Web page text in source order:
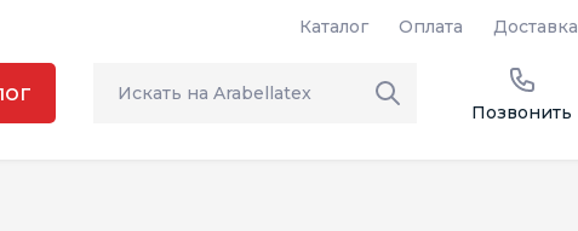
Каталог Оплата Доставка
Позвонить